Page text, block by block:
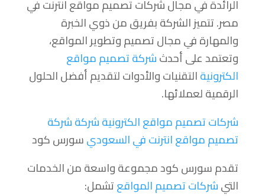
الرائدة في مجال شركات تصميم مواقع انترنت في
مصر. تتميز الشركة بفريق من ذوي الخبرة
والمهارة في مجال تصميم وتطوير المواقع،
وتعتمد على أحدثشركة تصميم مواقع
الكترونيةالتقنيات والأدوات لتقديم أفضل الحلول
الرقمية لعملائها.
شركات تصميم مواقع الكترونية شركةشركة
تصميم مواقع انترنت في السعوديسورس كود
تقدم سورس كود مجموعة واسعة من الخدمات
التيشركات تصميم المواقعتشمل: